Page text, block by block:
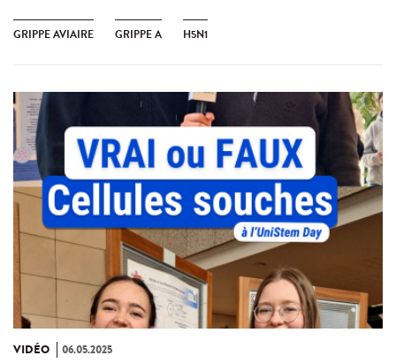
GRIPPE AVIAIRE GRIPPE A H5N1
VIDÉO 06.05.2025